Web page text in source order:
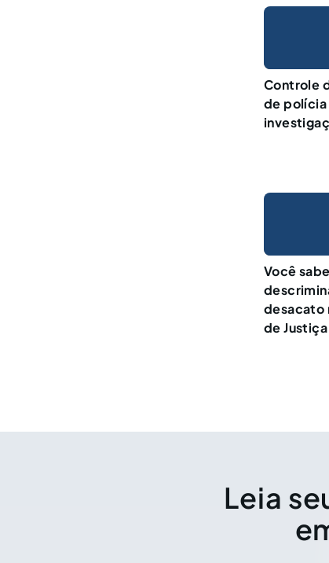
Controle
de polícia
Você
desacato
de Justiça
Leia